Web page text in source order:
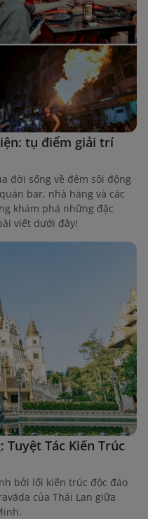
tụ điểm giải trí
đời sống về đêm sôi động
bar, nhà hàng và các
khám phá những đặc
viết dưới đây!
Tuyệt Tác Kiến Trúc
bởi lối kiến trúc độc đáo
của Thái Lan giữa